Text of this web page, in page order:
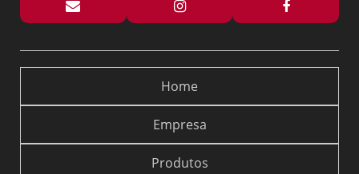
Home
Empresa
Produtos